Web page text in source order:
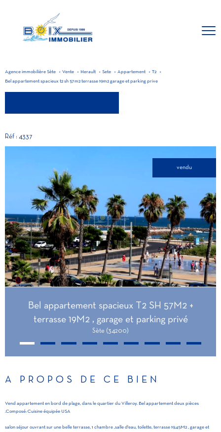
Agence immobilière Sète Vente Herault Sete Appartement T2
Bel appartement spacieux t2 sh 57m2 terrasse 19m2 garage et parking prive
Réf : 4337
vendu
Bel appartement spacieux T2 SH 57M2 +
terrasse 19M2 , garage et parking privé
Sète (34200)
A PROPOS DE CE BIEN
Vend appartement en bord de plage, dans le quartier du Villeroy. Bel appartement deux pièces
.Composé: Cuisine équipée USA
salon séjour ouvrant sur une belle terrasse, 1 chambre ,salle d'eau, toilette, terrasse 19,45M2 , garage et